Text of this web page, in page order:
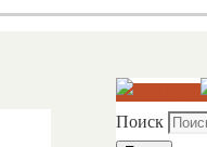
Поиск